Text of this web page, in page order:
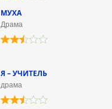
МУХА
Драма
Я – УЧИТЕЛЬ
драма